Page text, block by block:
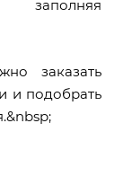
заполняя
заказать
и подобрать